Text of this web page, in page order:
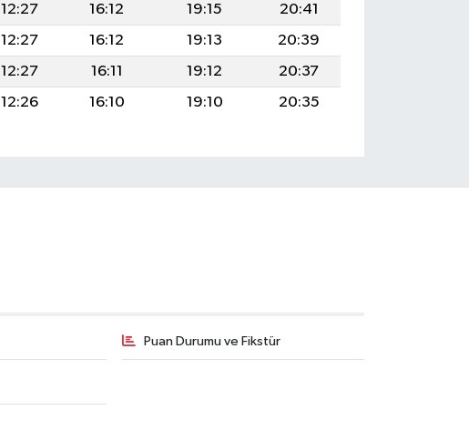
12:27 16:12 19:15
20:41
12:27 16:12 19:13
20:39
12:27 16:11 19:12
20:37
12:26 16:10 19:10 20:35
Puan Durumu ve Fikstür